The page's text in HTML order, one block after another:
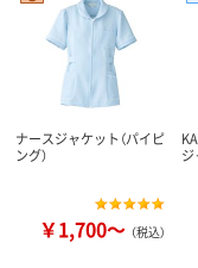
ナースジャケット（パイピ
ング）
￥1,700～ （税込）